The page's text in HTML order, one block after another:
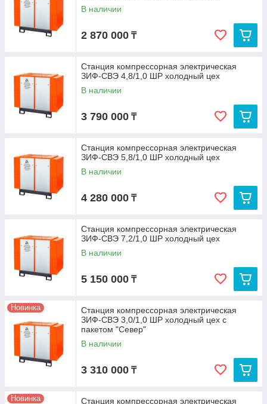
В наличии
2 870 000 ₸
Станция компрессорная электрическая
ЗИФ-СВЭ 4,8/1,0 ШР холодный цех
В наличии
3 790 000 ₸
Станция компрессорная электрическая
ЗИФ-СВЭ 5,8/1,0 ШР холодный цех
В наличии
4 280 000 ₸
Станция компрессорная электрическая
ЗИФ-СВЭ 7,2/1,0 ШР холодный цех
В наличии
5 150 000 ₸
Новинка
Станция компрессорная электрическая
ЗИФ-СВЭ 3,0/1,0 ШР холодный цех с
пакетом "Север"
В наличии
3 310 000 ₸
Новинка
Станция компрессорная электрическая